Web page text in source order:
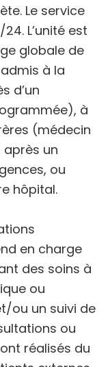
Le service
L’unité est
globale de
à la
d’un
à
(médecin
un
ou
hôpital.
en charge
des soins à
ou
ou un suivi de
ou
réalisés du